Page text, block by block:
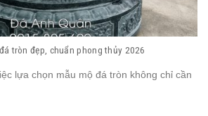
tròn đẹp, chuẩn phong thủy 2026
lựa chọn mẫu mộ đá tròn không chỉ cần